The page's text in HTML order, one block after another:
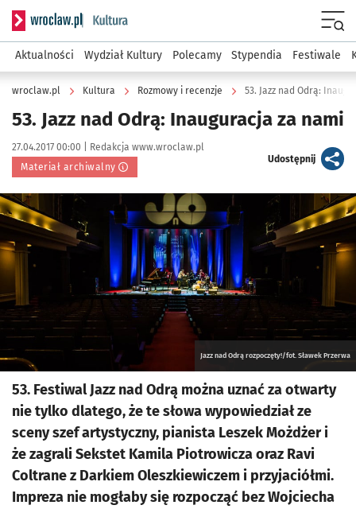
Serwis informacyjny wroclaw.pl podserwis: Kultura
Aktualności Wydział Kultury Polecamy Stypendia Festiwale
wroclaw.pl Kultura Rozmowy i recenzje 53. Jazz nad Odrą:
53. Jazz nad Odrą: Inauguracja za nami
Data publikacji:
27.04.2017 00:00 | Autor:
Redakcja www.wroclaw.pl
Materiał archiwalny
Udostępnijartykuł
Kliknij, aby powiększyć
Jazz nad Odrą rozpoczęty!/fot. Sławek Przerwa
53. Festiwal Jazz nad Odrą można uznać za otwarty
nie tylko dlatego, że te słowa wypowiedział ze
sceny szef artystyczny, pianista Leszek Możdżer i
że zagrali Sekstet Kamila Piotrowicza oraz Ravi
Coltrane z Darkiem Oleszkiewiczem i przyjaciółmi.
Impreza nie mogłaby się rozpocząć bez Wojciecha